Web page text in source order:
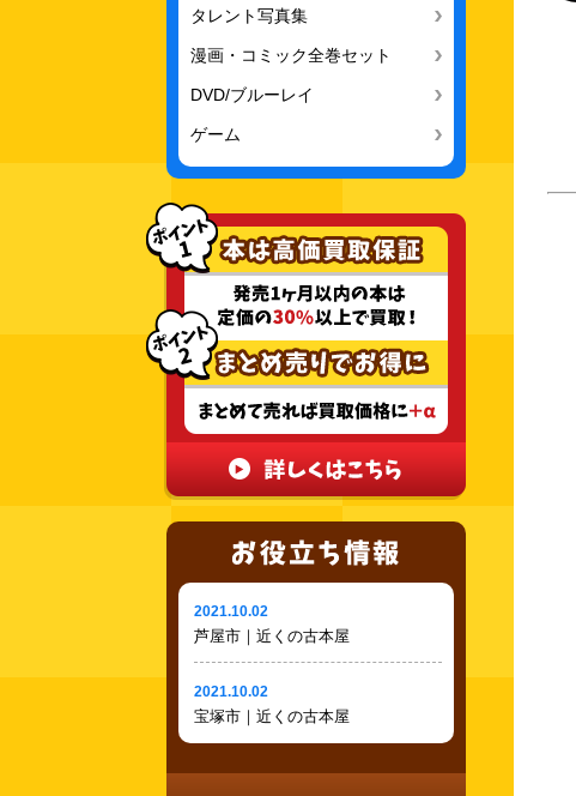
タレント写真集
漫画・コミック全巻セット
DVD/ブルーレイ
ゲーム
2021.10.02
芦屋市｜近くの古本屋
2021.10.02
宝塚市｜近くの古本屋